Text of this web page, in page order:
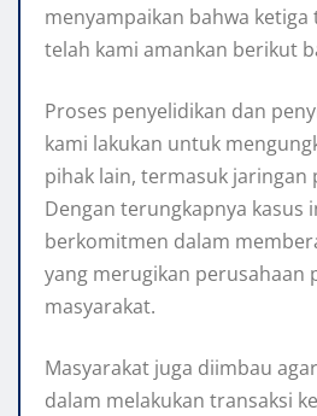
menyampaikan bahwa ketiga
telah kami amankan berikut
Proses penyelidikan dan
kami lakukan untuk
pihak lain, termasuk jaringan
Dengan terungkapnya kasus
berkomitmen dalam
yang merugikan perusahaan
masyarakat.
Masyarakat juga diimbau
dalam melakukan transaksi